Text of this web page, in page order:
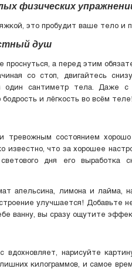
физических
это пробудит ваше тело и
душ
а перед этим
со стоп, двигайтесь
один сантиметр тела. Даже с
и лёгкость во всём теле!
тревожным состоянием
известно, что за хорошее
дня его выработка
апельсина, лимона и лайма,
улучшается! Добавьте
ванну, вы сразу ощутите
вдохновляет, нарисуйте
килограммов, и самое